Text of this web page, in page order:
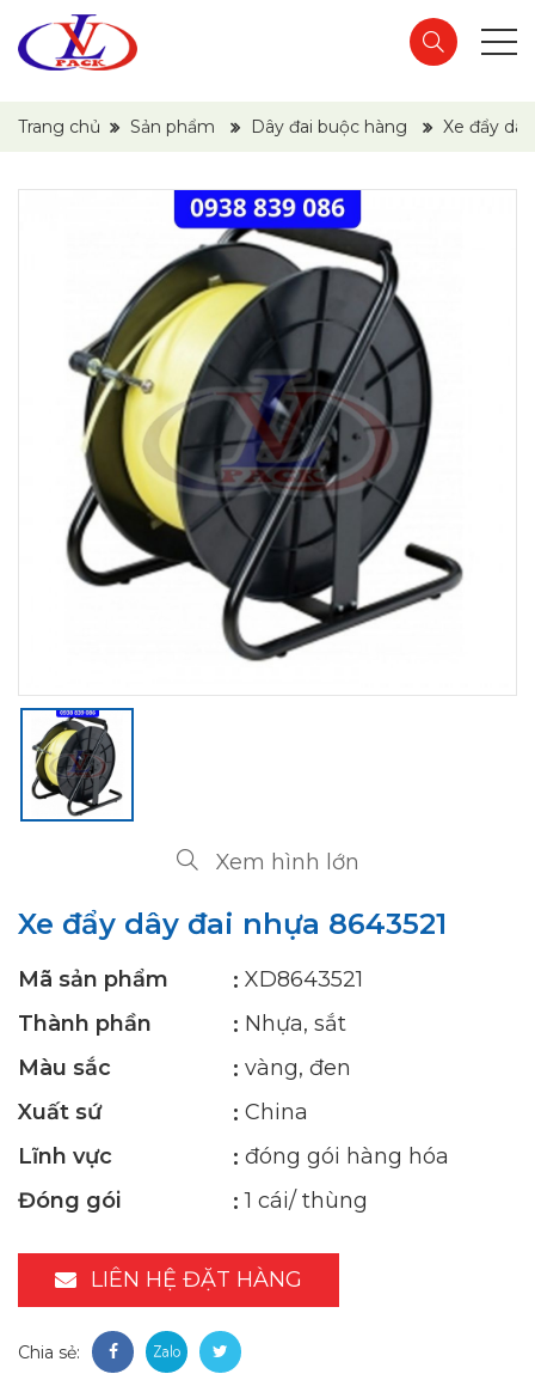
Trang chủ Sản phẩm Dây đai buộc hàng Xe đẩy
Xem hình lớn
Xe đẩy dây đai nhựa 8643521
Mã sản phẩm
XD8643521
Thành phần
Nhựa, sắt
Màu sắc
vàng, đen
Xuất sứ
China
Lĩnh vực
đóng gói hàng hóa
Đóng gói
1 cái/ thùng
LIÊN HỆ ĐẶT HÀNG
Chia sẻ: